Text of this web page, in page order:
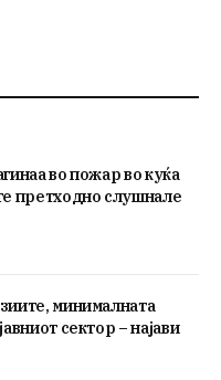
во пожар во куќа
претходно слушнале
минималната
сектор – најави